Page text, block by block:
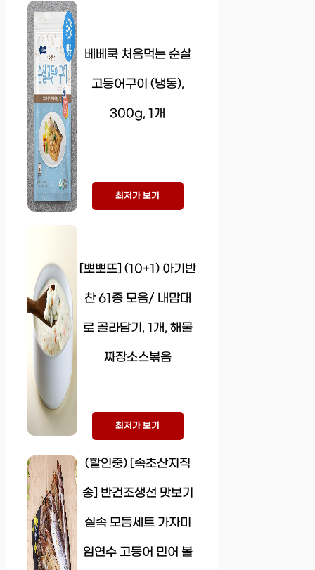
베베쿡 처음먹는 순살
고등어구이 (냉동),
300g, 1개
최저가 보기
[뽀뽀뜨] (10+1) 아기반
찬 61종 모음/ 내맘대
로 골라담기, 1개, 해물
짜장소스볶음
최저가 보기
(할인중) [속초산지직
송] 반건조생선 맛보기
실속 모듬세트 가자미
임연수 고등어 민어 볼